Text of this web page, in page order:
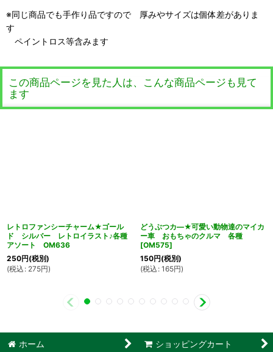
※同じ商品でも手作り品ですので 厚みやサイズは個体差がありま
す
ペイントロス等含みます
この商品ページを見た人は、こんな商品ページも見て
ます
レトロファンシーチャーム★ゴール
ド シルバー レトロイラスト♪各種
アソート OM636
250円(税別)
(税込 : 275円)
どうぶつカ―★可愛い動物達のマイカ
ー車 おもちゃのクルマ 各種
[OM575]
150円(税別)
(税込 : 165円)
ホーム ショッピングカート